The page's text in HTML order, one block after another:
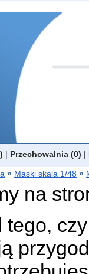
) | Przechowalnia (0) |
» Maski skala 1/48 »
na
tego,